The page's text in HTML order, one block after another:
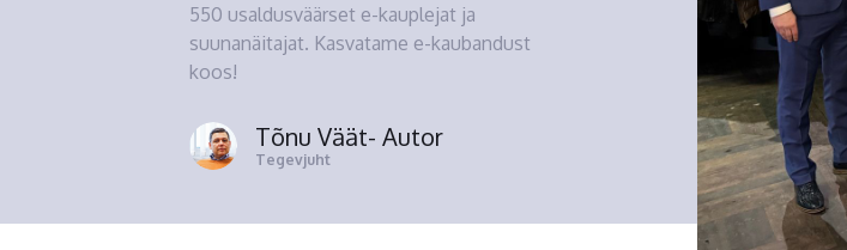
550 usaldusväärset e-kauplejat ja
suunanäitajat. Kasvatame e-kaubandust
koos!
Tõnu Väät- Autor
Tegevjuht